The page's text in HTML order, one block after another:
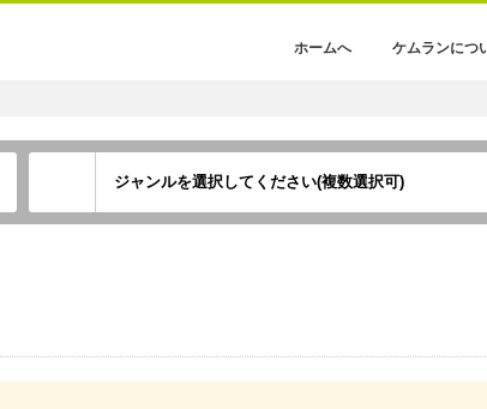
ホームへ ケムランにつ
ジャンルを選択してください(複数選択可)